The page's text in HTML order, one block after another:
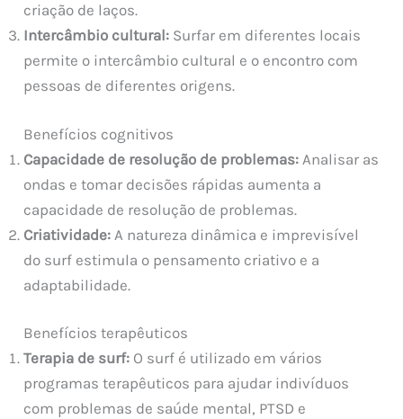
criação de laços.
Intercâmbio cultural: Surfar em diferentes locais
permite o intercâmbio cultural e o encontro com
pessoas de diferentes origens.
Benefícios cognitivos
Capacidade de resolução de problemas: Analisar as
ondas e tomar decisões rápidas aumenta a
capacidade de resolução de problemas.
Criatividade: A natureza dinâmica e imprevisível
do surf estimula o pensamento criativo e a
adaptabilidade.
Benefícios terapêuticos
Terapia de surf: O surf é utilizado em vários
programas terapêuticos para ajudar indivíduos
com problemas de saúde mental, PTSD e